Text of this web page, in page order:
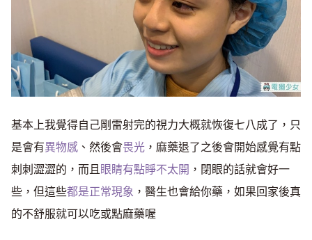
基本上我覺得自己剛雷射完的視力大概就恢復七八成了，只
是會有異物感 、然後會畏光 ，麻藥退了之後會開始感覺有點
刺刺澀澀的，而且 眼睛有點睜不太開 ，閉眼的話就會好一
些，但這些都是正常現象 ，醫生也會給你藥，如果回家後真
的不舒服就可以吃或點麻藥喔